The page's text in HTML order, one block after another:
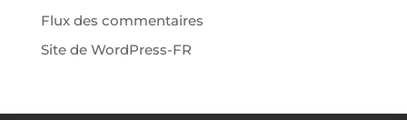
Flux des commentaires
Site de WordPress-FR